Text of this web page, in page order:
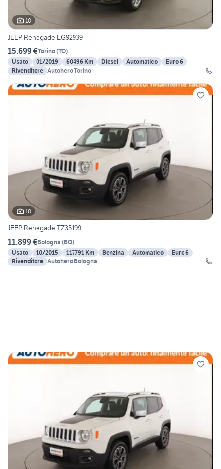
10
JEEP Renegade EG92939
15.699 €Torino(TO)
Usato
01/2019 60496 Km Diesel Automatico
Euro 6
Rivenditore Autohero Torino
10
JEEP Renegade TZ35199
11.899 €Bologna (BO)
Usato
10/2015 117791 Km Benzina Automatico
Euro 6
Rivenditore Autohero Bologna